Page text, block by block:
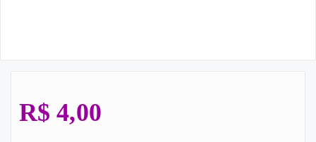
R$ 4,00